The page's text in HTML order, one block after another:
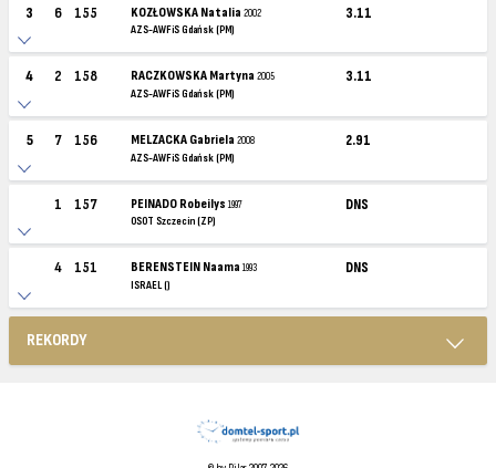
3 6 155 KOZŁOWSKA Natalia2002
AZS-AWFiS Gdańsk (PM)
3.11
4 2 158 RACZKOWSKA Martyna2005
AZS-AWFiS Gdańsk (PM)
3.11
5 7 156 MELZACKA Gabriela2008
AZS-AWFiS Gdańsk (PM)
2.91
1 157 PEINADO Robeilys1997
OSOT Szczecin (ZP)
DNS
4 151 BERENSTEIN Naama1993
ISRAEL ()
DNS
REKORDY